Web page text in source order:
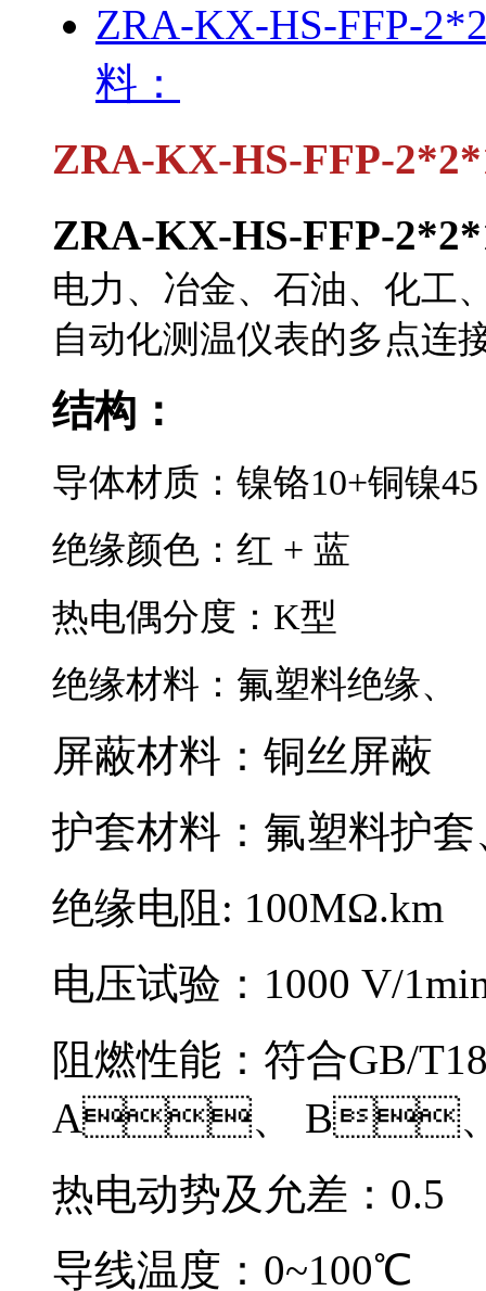
ZRA-KX-HS-FFP-
料：
ZRA-KX-HS-FFP-
ZRA-KX-HS-FFP-
电力、冶金、石油、化
自动化测温仪表的多点连接
​结构：
导体材质：镍铬10+铜镍45
绝缘颜色：红 + 蓝
热电偶分度：K型
绝缘材料：氟塑料绝缘、
屏蔽材料：铜丝屏蔽
护套材料：氟塑料护套
绝缘电阻: 100MΩ.km
电压试验：1000 V/
阻燃性能：符合GB/
A、 B、
热电动势及允差：0.5
导线温度：0~100℃